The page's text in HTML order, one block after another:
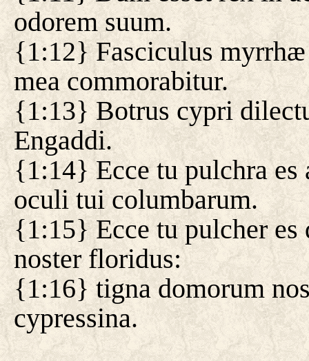
odorem suum.
{1:12} Fasciculus
mea commorabitur.
{1:13} Botrus cypri
Engaddi.
{1:14} Ecce tu pulchra es
oculi tui columbarum.
{1:15} Ecce tu pulcher es
noster floridus:
{1:16} tigna domorum
cypressina.